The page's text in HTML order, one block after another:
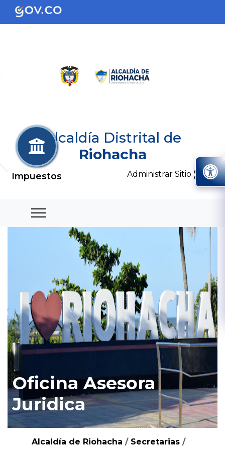
Alcaldía Distrital de
Riohacha
Administrar Sitio
Oficina Asesora
Juridica
Alcaldía de Riohacha / Secretarias /
Impuestos